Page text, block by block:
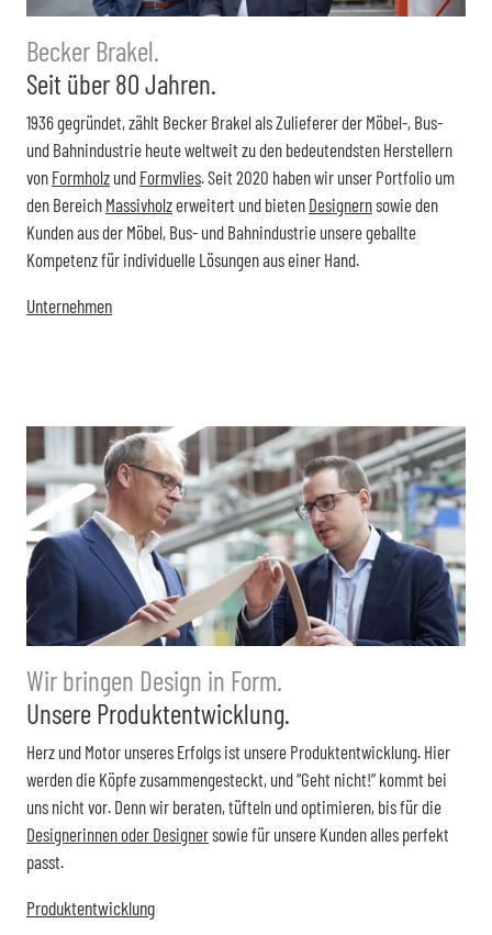
Becker Brakel.
Seit über 80 Jahren.
1936 gegründet, zählt Becker Brakel als Zulieferer der Möbel-, Bus-
und Bahnindustrie heute weltweit zu den bedeutendsten Herstellern
von Formholz und Formvlies. Seit 2020 haben wir unser Portfolio um
den Bereich Massivholzerweitert und bieten Designernsowie den
Kunden aus der Möbel, Bus- und Bahnindustrie unsere geballte
Kompetenz für individuelle Lösungen aus einer Hand.
Unternehmen
Wir bringen Design in Form.
Unsere Produktentwicklung.
Herz und Motor unseres Erfolgs ist unsere Produktentwicklung. Hier
werden die Köpfe zusammengesteckt, und “Geht nicht!” kommt bei
uns nicht vor. Denn wir beraten, tüfteln und optimieren, bis für die
Designerinnen oder Designersowie für unsere Kunden alles perfekt
passt.
Produktentwicklung